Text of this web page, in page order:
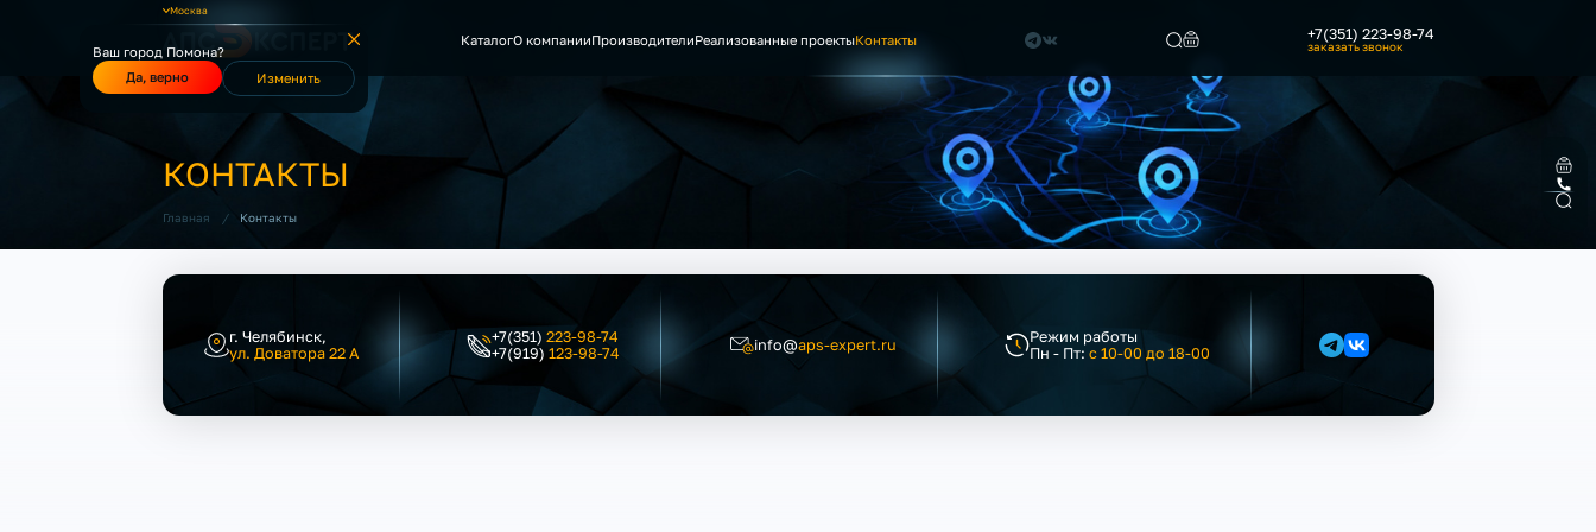
Москва
Ваш город Помона?
Да, верно
Изменить
КаталогО компанииПроизводителиРеализованные проектыКонтакты +7(351) 223-98-74
заказать звонок
КОНТАКТЫ
Главная / Контакты
г. Челябинск,
ул. Доватора 22 А
+7(351)223-98-74
+7(919)123-98-74 info@aps-expert.ru
Режим работы
Пн - Пт:с 10-00 до 18-00
Найти